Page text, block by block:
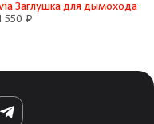
Заглушка для дымохода
550 ₽
Telegram